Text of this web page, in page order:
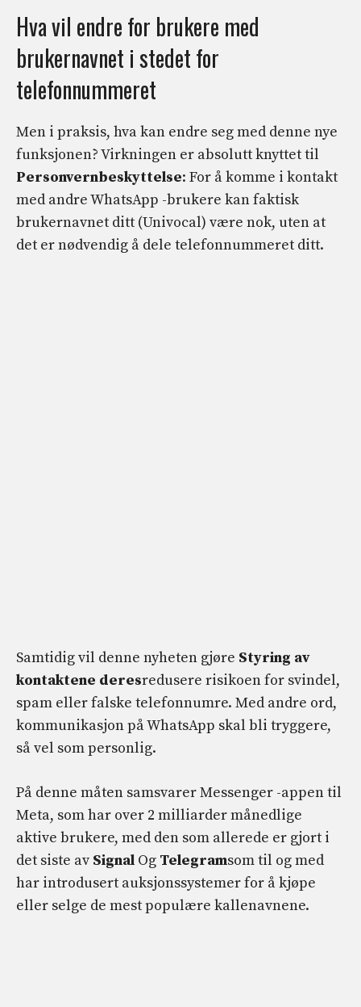
Hva vil endre for brukere med
brukernavnet i stedet for
telefonnummeret
Men i praksis, hva kan endre seg med denne nye
funksjonen? Virkningen er absolutt knyttet til
Personvernbeskyttelse: For å komme i kontakt
med andre WhatsApp -brukere kan faktisk
brukernavnet ditt (Univocal) være nok, uten at
det er nødvendig å dele telefonnummeret ditt.
Samtidig vil denne nyheten gjøre Styring av
kontaktene deresredusere risikoen for svindel,
spam eller falske telefonnumre. Med andre ord,
kommunikasjon på WhatsApp skal bli tryggere,
så vel som personlig.
På denne måten samsvarer Messenger -appen til
Meta, som har over 2 milliarder månedlige
aktive brukere, med den som allerede er gjort i
det siste av Signal Og Telegramsom til og med
har introdusert auksjonssystemer for å kjøpe
eller selge de mest populære kallenavnene.